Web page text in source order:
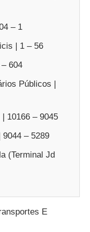
– 1
| 1 – 56
604
Públicos |
10166 – 9045
– 5289
(Terminal Jd
E